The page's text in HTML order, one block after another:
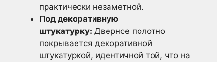
практически незаметной.
Под декоративную
штукатурку: Дверное полотно
покрывается декоративной
штукатуркой, идентичной той, что на